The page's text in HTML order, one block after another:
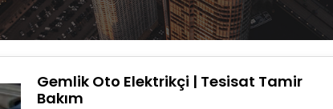
Gemlik Oto Elektrikçi | Tesisat Tamir
Bakım